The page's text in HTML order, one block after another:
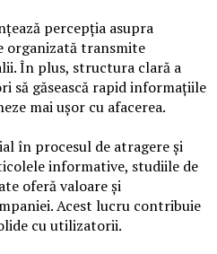
percepția asupra
organizată transmite
În plus, structura clară a
să găsească rapid informațiile
mai ușor cu afacerea.
în procesul de atragere și
informative, studiile de
oferă valoare și
Acest lucru contribuie
cu utilizatorii.